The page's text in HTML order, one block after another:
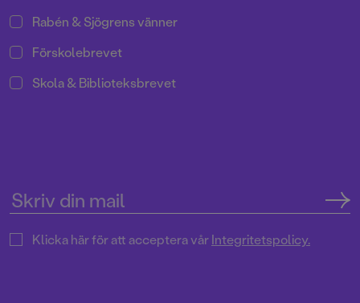
Rabén & Sjögrens vänner
Förskolebrevet
Skola & Biblioteksbrevet
Klicka här för att acceptera vårIntegritetspolicy.